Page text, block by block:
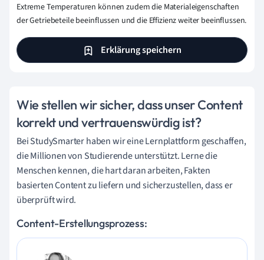
Extreme Temperaturen können zudem die Materialeigenschaften
der Getriebeteile beeinflussen und die Effizienz weiter beeinflussen.
Erklärung speichern
Wie stellen wir sicher, dass unser Content
korrekt und vertrauenswürdig ist?
Bei StudySmarter haben wir eine Lernplattform geschaffen,
die Millionen von Studierende unterstützt. Lerne die
Menschen kennen, die hart daran arbeiten, Fakten
basierten Content zu liefern und sicherzustellen, dass er
überprüft wird.
Content-Erstellungsprozess: